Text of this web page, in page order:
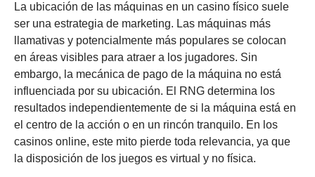
La ubicación de las máquinas en un casino físico suele
ser una estrategia de marketing. Las máquinas más
llamativas y potencialmente más populares se colocan
en áreas visibles para atraer a los jugadores. Sin
embargo, la mecánica de pago de la máquina no está
influenciada por su ubicación. El RNG determina los
resultados independientemente de si la máquina está en
el centro de la acción o en un rincón tranquilo. En los
casinos online, este mito pierde toda relevancia, ya que
la disposición de los juegos es virtual y no física.